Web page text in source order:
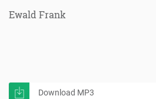
Ewald Frank
Download MP3